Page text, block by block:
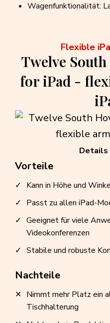
Wagenfunktionalität:
Flexible
Twelve
for iPad -
Vorteile
Kann in Höhe und
Passt zu allen iPad-
Geeignet für viele
Videokonferenzen
Stabile und robuste
Nachteile
Nimmt mehr Platz ein
Tischhalterung
Details